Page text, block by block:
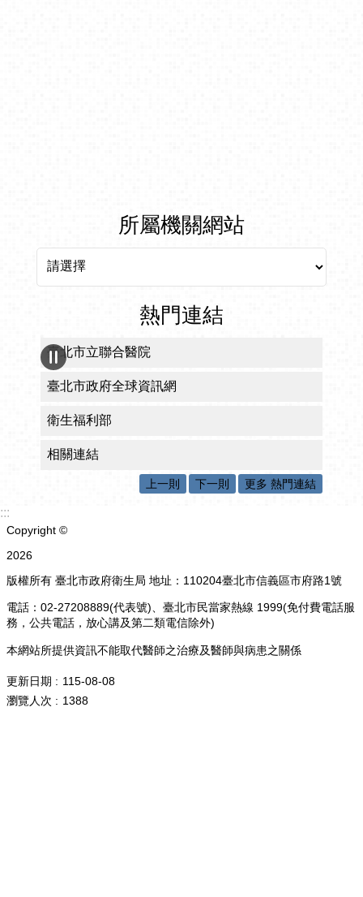
所屬機關網站
熱門連結
臺北市立聯合醫院
臺北市政府全球資訊網
衛生福利部
相關連結
上一則 下一則 更多 熱門連結
:::
Copyright ©
2026
版權所有 臺北市政府衛生局 地址：110204臺北市信義區市府路1號
電話：02-27208889(代表號)、臺北市民當家熱線 1999(免付費電話服
務，公共電話，放心講及第二類電信除外)
本網站所提供資訊不能取代醫師之治療及醫師與病患之關係
更新日期
115-08-08
瀏覽人次
1388